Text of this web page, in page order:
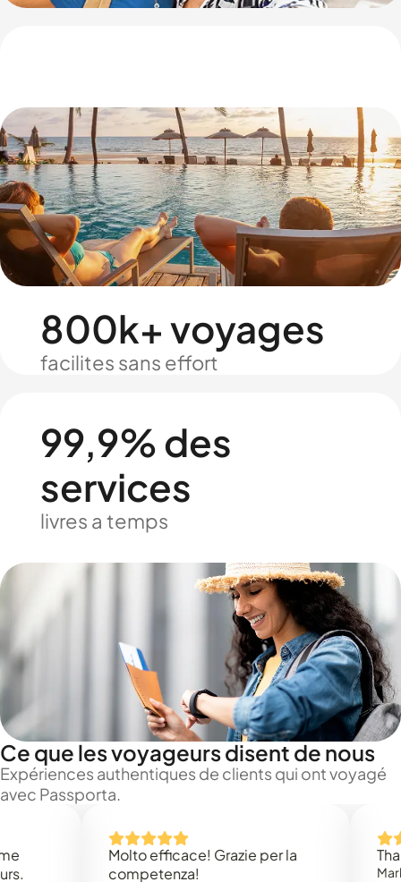
800k+ voyages
facilites sans effort
99,9% des
services
livres a temps
Ce que les voyageurs disent de nous
Expériences authentiques de clients qui ont voyagé
avec Passporta.
Molto efficace! Grazie per la
competenza!
Thank
Mark N.